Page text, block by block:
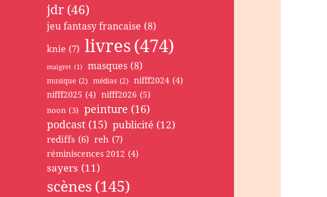
jdr (46)
jeu fantasy francaise (8)
knie (7) livres(474)
maigret (1) masques (8)
musique (2) médias (2) nifff2024 (4)
nifff2025 (4) nifff2026 (5)
noon (3) peinture (16)
podcast (15) publicité (12)
rediffs (6) reh (7)
réminiscences 2012 (4)
sayers (11)
scènes(145)